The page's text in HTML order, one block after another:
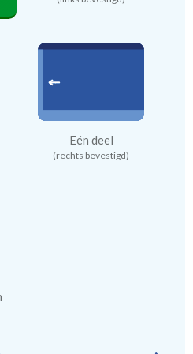
Eén deel
(rechts bevestigd)